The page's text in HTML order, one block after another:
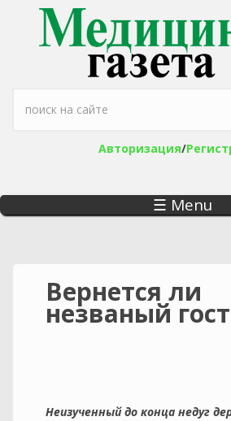
Перейти к основному содержанию
Форма поиска
Авторизация/
☰ Menu
Вернется ли
незваный
Неизученный до конца недуг